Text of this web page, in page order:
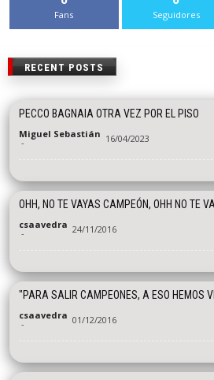
Fans Seguidores
RECENT POSTS
PECCO BAGNAIA OTRA VEZ POR EL PISO
Miguel Sebastián
- 16/04/2023
OHH, NO TE VAYAS CAMPEÓN, OHH NO TE
csaavedra
- 24/11/2016
"PARA SALIR CAMPEONES, A ESO HEMOS
csaavedra
- 01/12/2016